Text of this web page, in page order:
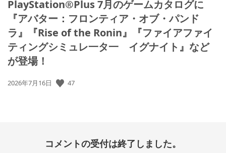
PlayStation®Plus 7月のゲームカタログに
『アバター：フロンティア・オブ・パンド
ラ』『Rise of the Ronin』『ファイアファイ
ティングシミュレ一タ一 イグナイト』など
が登場！
公
2026年7月16日 47
コメントの受付は終了しました。